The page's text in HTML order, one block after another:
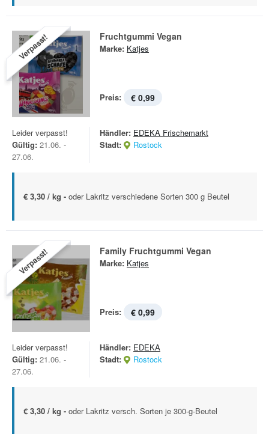
Verpasst! Fruchtgummi Vegan
Marke: Katjes
Preis: € 0,99
Leider verpasst!
Gültig: 21.06. -
27.06.
Händler: EDEKA Frischemarkt
Stadt:
Rostock
€ 3,30 / kg - oder Lakritz verschiedene Sorten 300 g Beutel
Verpasst! Family Fruchtgummi Vegan
Marke: Katjes
Preis: € 0,99
Leider verpasst!
Gültig: 21.06. -
27.06.
Händler: EDEKA
Stadt:
Rostock
€ 3,30 / kg - oder Lakritz versch. Sorten je 300-g-Beutel